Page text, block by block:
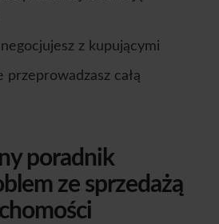
z kupującymi
przeprowadzasz całą
poradnik
ze sprzedażą